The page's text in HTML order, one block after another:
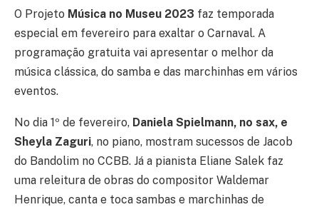
O Projeto Música no Museu 2023 faz temporada
especial em fevereiro para exaltar o Carnaval. A
programação gratuita vai apresentar o melhor da
música clássica, do samba e das marchinhas em vários
eventos.
No dia 1º de fevereiro, Daniela Spielmann, no sax, e
Sheyla Zaguri, no piano, mostram sucessos de Jacob
do Bandolim no CCBB. Já a pianista Eliane Salek faz
uma releitura de obras do compositor Waldemar
Henrique, canta e toca sambas e marchinhas de